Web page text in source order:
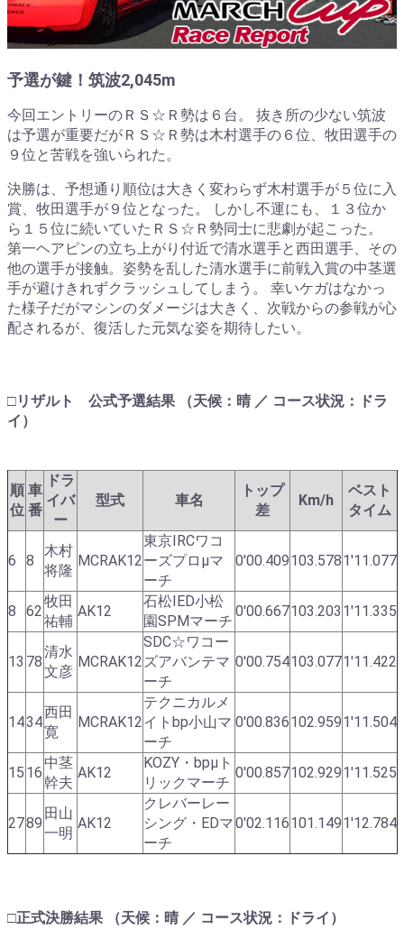
予選が鍵！筑波2,045m
今回エントリーのＲＳ☆Ｒ勢は６台。 抜き所の少ない筑波
は予選が重要だがＲＳ☆Ｒ勢は木村選手の６位、牧田選手の
９位と苦戦を強いられた。
決勝は、予想通り順位は大きく変わらず木村選手が５位に入
賞、牧田選手が９位となった。 しかし不運にも、１３位か
ら１５位に続いていたＲＳ☆Ｒ勢同士に悲劇が起こった。
第一ヘアピンの立ち上がり付近で清水選手と西田選手、その
他の選手が接触。姿勢を乱した清水選手に前戦入賞の中茎選
手が避けきれずクラッシュしてしまう。 幸いケガはなかっ
た様子だがマシンのダメージは大きく、次戦からの参戦が心
配されるが、復活した元気な姿を期待したい。
□リザルト 公式予選結果 （天候：晴 ／ コース状況：ドラ
イ）
順
位
車
番
ドラ
イバ
ー
型式 車名
トップ
差
Km/h
ベスト
タイム
6 8
木村
将隆
MCRAK12
東京IRCワコ
ーズプロμマ
ーチ
0'00.409103.5781'11.077
8 62
牧田
祐輔
AK12
石松IED小松
園SPMマーチ
0'00.667103.203 1'11.335
13 78
清水
文彦
MCRAK12
SDC☆ワコー
ズアバンテマ
ーチ
0'00.754103.0771'11.422
1434
西田
寛
MCRAK12
テクニカルメ
イトbp小山マ
ーチ
0'00.836102.9591'11.504
15 16
中茎
幹夫
AK12
KOZY・bpμト
リックマーチ
0'00.857102.9291'11.525
2789
田山
一明
AK12
クレバーレー
シング・EDマ
ーチ
0'02.116101.1491'12.784
□正式決勝結果 （天候：晴 ／ コース状況：ドライ）